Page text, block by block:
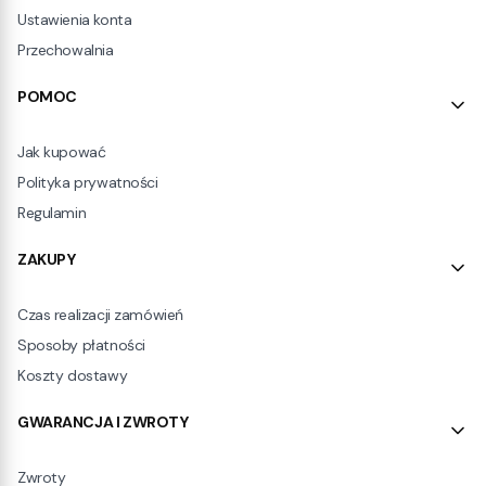
Ustawienia konta
Przechowalnia
POMOC
Jak kupować
Polityka prywatności
Regulamin
ZAKUPY
Czas realizacji zamówień
Sposoby płatności
Koszty dostawy
GWARANCJA I ZWROTY
Zwroty